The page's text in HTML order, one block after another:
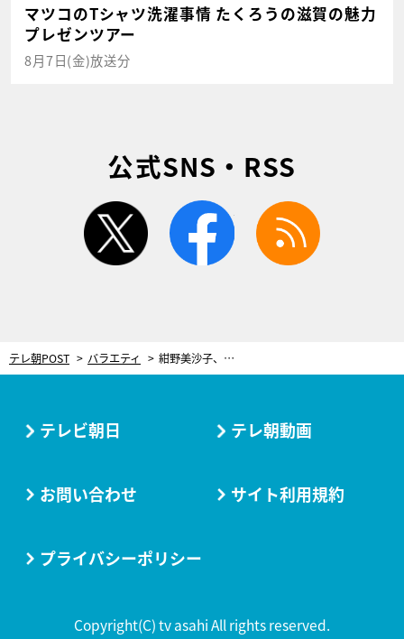
マツコのTシャツ洗濯事情 たくろうの滋賀の魅力
プレゼンツアー
8月7日(金)放送分
公式SNS・RSS
twitter facebook
テレ朝POST バラエティ 紺野美沙子、夫と2人きりで1日中過ごすことに慣れず…積極的に家を空け習いごと、友人と癒しの時間
テレビ朝日 テレ朝動画
お問い合わせ サイト利用規約
プライバシーポリシー
Copyright(C) tv asahi All rights reserved.